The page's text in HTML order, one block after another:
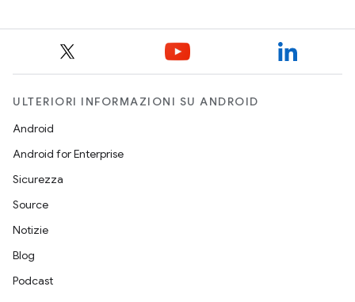
ULTERIORI INFORMAZIONI SU ANDROID
Android
Android for Enterprise
Sicurezza
Source
Notizie
Blog
Podcast